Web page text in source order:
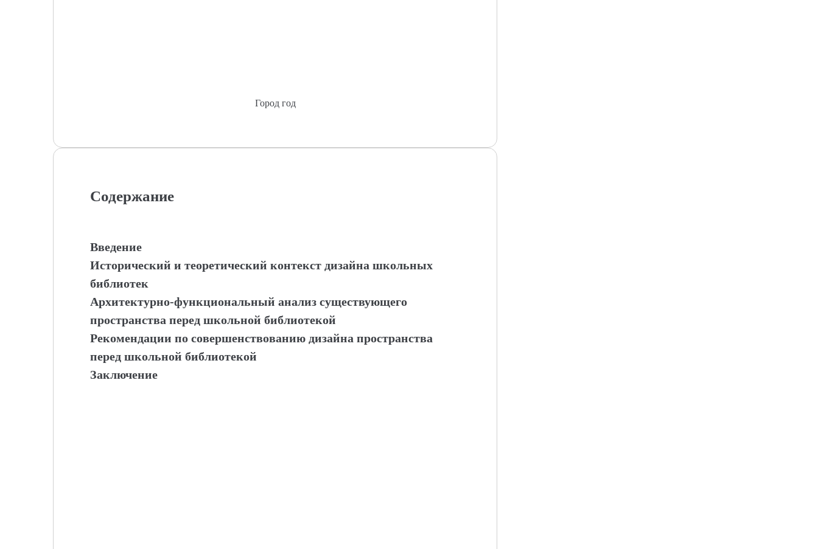
Город год
Содержание
Введение
Исторический и теоретический контекст дизайна школьных
библиотек
Архитектурно-функциональный анализ существующего
пространства перед школьной библиотекой
Рекомендации по совершенствованию дизайна пространства
перед школьной библиотекой
Заключение